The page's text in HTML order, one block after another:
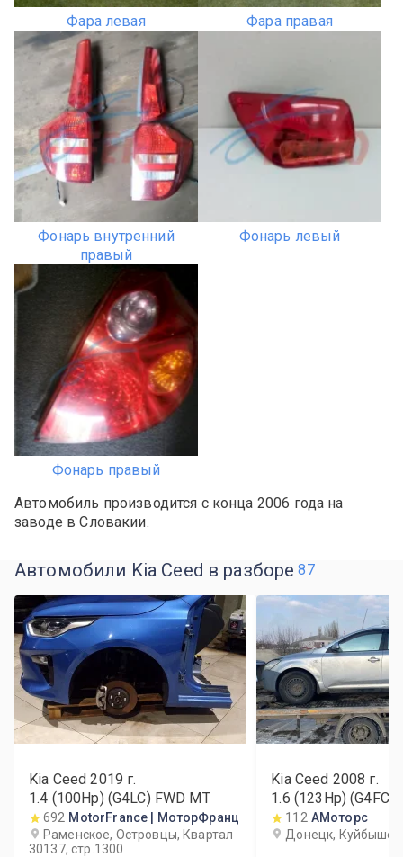
Фара левая Фара правая
Фонарь внутренний
правый
Фонарь левый
Фонарь правый
Автомобиль производится с конца 2006 года на
заводе в Словакии.
Автомобили Kia Ceed в разборе 87
Kia Ceed 2019 г.
1.4 (100Hp) (G4LC) FWD MT
692 MotorFrance | МоторФранц
Раменское, Островцы, Квартал
30137, стр.1300
Kia Ceed 2008 г.
1.6 (123Hp) (G4FC)
112 АМоторс
Донецк,